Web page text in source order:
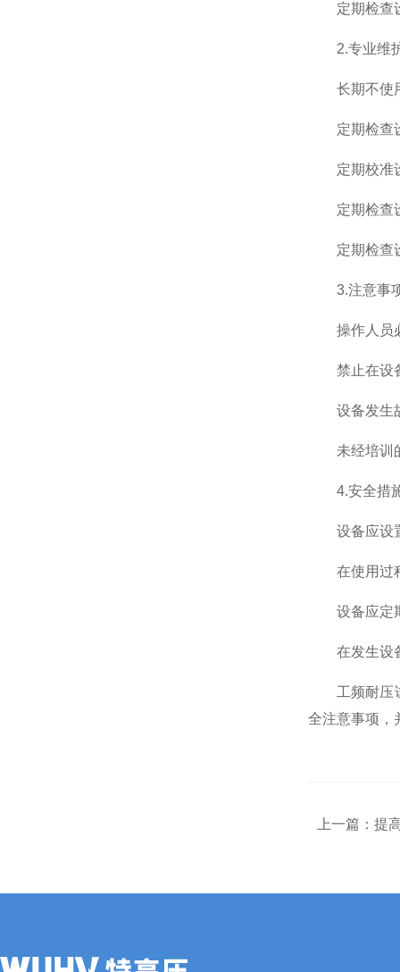
定期检查设
2.专业维
长期不使用
定期检查设
定期校准设
定期检查设
定期检查设
3.注意事
操作人员必
禁止在设备
设备发生故
未经培训的
4.安全措
设备应设置
在使用过程
设备应定期
在发生设备
工频耐压试
全注意事项，
上一篇： 提